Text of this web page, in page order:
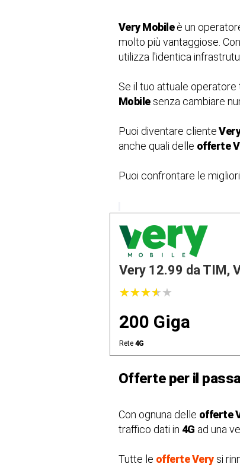
Very Mobileè un
molto più vantaggiose. Con
utilizza l'identica
Se il tuo attuale
Mobilesenza cambiare
Puoi diventare cliente
anche quali delle offerte
Puoi confrontare le migliori
Very 12.99 da TIM,
★★★★★
★★★★★
200 Giga
Rete 4G
Offerte per il
Con ognuna delle offerte
traffico dati in 4G ad una
Tutte le offerte Verysi